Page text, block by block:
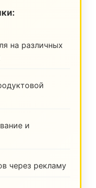
на различных
и
через рекламу